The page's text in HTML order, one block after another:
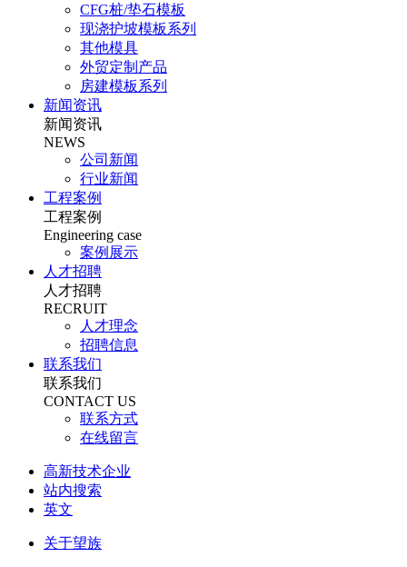
CFG桩/垫石模板
现浇护坡模板系列
其他模具
外贸定制产品
房建模板系列
新闻资讯
新闻资讯
NEWS
公司新闻
行业新闻
工程案例
工程案例
Engineering case
案例展示
人才招聘
人才招聘
RECRUIT
人才理念
招聘信息
联系我们
联系我们
CONTACT US
联系方式
在线留言
高新技术企业
站内搜索
英文
关于望族